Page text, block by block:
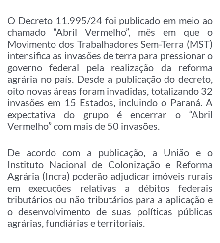
O Decreto 11.995/24 foi publicado em meio ao
chamado “Abril Vermelho”, mês em que o
Movimento dos Trabalhadores Sem-Terra (MST)
intensifica as invasões de terra para pressionar o
governo federal pela realização da reforma
agrária no país. Desde a publicação do decreto,
oito novas áreas foram invadidas, totalizando 32
invasões em 15 Estados, incluindo o Paraná. A
expectativa do grupo é encerrar o “Abril
Vermelho” com mais de 50 invasões.
De acordo com a publicação, a União e o
Instituto Nacional de Colonização e Reforma
Agrária (Incra) poderão adjudicar imóveis rurais
em execuções relativas a débitos federais
tributários ou não tributários para a aplicação e
o desenvolvimento de suas políticas públicas
agrárias, fundiárias e territoriais.